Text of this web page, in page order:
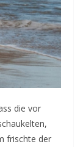
die vor
frischte der